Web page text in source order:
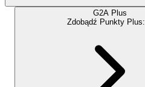
G2A Plus
Zdobądź Punkty Plus: